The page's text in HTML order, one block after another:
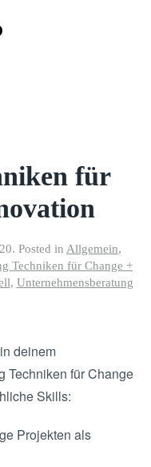
für
. Posted in Allgemein,
Techniken für Change +
, Unternehmensberatung
deinem
Techniken für Change
Skills:
Projekten als